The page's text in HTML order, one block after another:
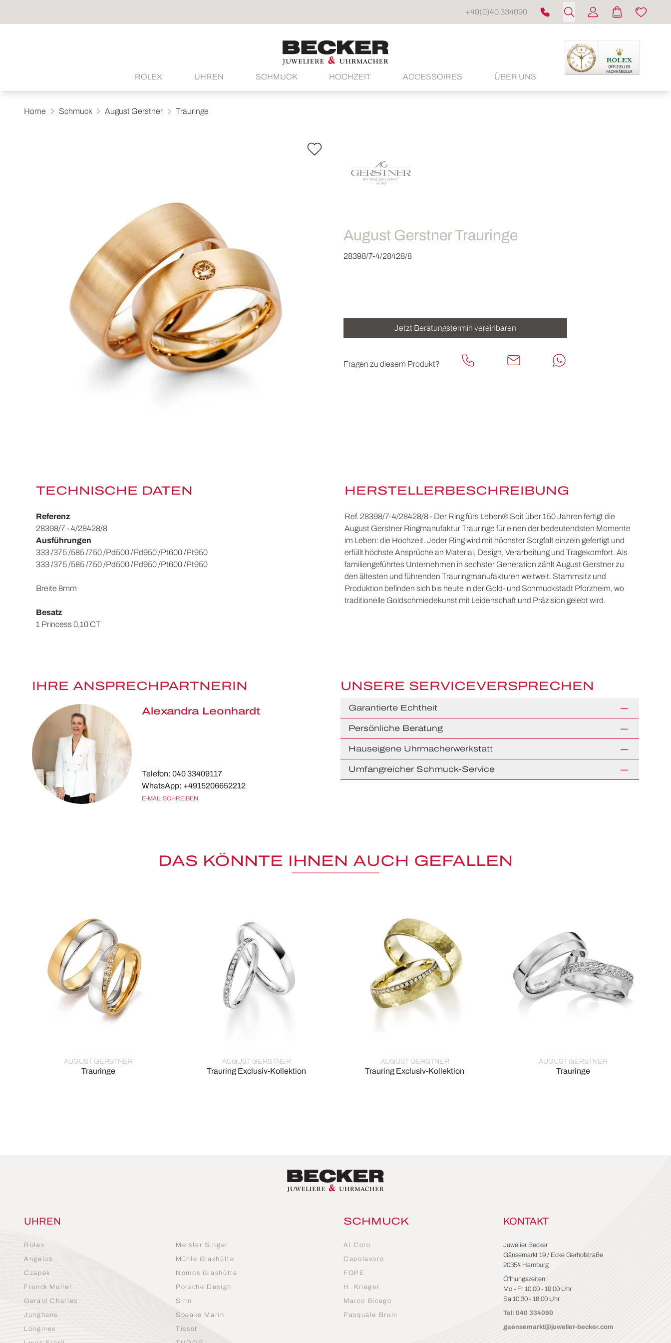
+49(0)40 334090
ROLEX UHREN SCHMUCK HOCHZEIT ACCESSOIRES ÜBER UNS
Home Schmuck August Gerstner Trauringe
August Gerstner Trauringe
28398/7-4/28428/8
Jetzt Beratungstermin vereinbaren
Fragen zu diesem Produkt?
TECHNISCHE DATEN
Referenz
28398/7 - 4/28428/8
Ausführungen
333 /375 /585 /750 /Pd500 /Pd950 /Pt600 /Pt950
333 /375 /585 /750 /Pd500 /Pd950 /Pt600 /Pt950
Breite 8mm
Besatz
1 Princess 0,10 CT
HERSTELLERBESCHREIBUNG
Ref. 28398/7-4/28428/8 - Der Ring fürs Leben® Seit über 150 Jahren fertigt die
August Gerstner Ringmanufaktur Trauringe für einen der bedeutendsten Momente
im Leben: die Hochzeit. Jeder Ring wird mit höchster Sorgfalt einzeln gefertigt und
erfüllt höchste Ansprüche an Material, Design, Verarbeitung und Tragekomfort. Als
familiengeführtes Unternehmen in sechster Generation zählt August Gerstner zu
den ältesten und führenden Trauringmanufakturen weltweit. Stammsitz und
Produktion befinden sich bis heute in der Gold- und Schmuckstadt Pforzheim, wo
traditionelle Goldschmiedekunst mit Leidenschaft und Präzision gelebt wird.
IHRE ANSPRECHPARTNERIN
Alexandra Leonhardt
Telefon: 040 33409117
WhatsApp: +4915206652212
E-MAIL SCHREIBEN
UNSERE SERVICEVERSPRECHEN
Garantierte Echtheit
Persönliche Beratung
Hauseigene Uhrmacherwerkstatt
Umfangreicher Schmuck-Service
DAS KÖNNTE IHNEN AUCH GEFALLEN
AUGUST GERSTNER
Trauringe
AUGUST GERSTNER
Trauring Exclusiv-Kollektion
AUGUST GERSTNER
Trauring Exclusiv-Kollektion
AUGUST GERSTNER
Trauringe
UHREN
Rolex
Angelus
Czapek
Franck Muller
Gerald Charles
Junghans
Longines
Meister Singer
Mühle Glashütte
Nomos Glashütte
Porsche Design
Sinn
Speake Marin
Tissot
SCHMUCK
Al Coro
Capolavoro
FOPE
H. Krieger
Marco Bicego
Pasquale Bruni
KONTAKT
Juwelier Becker
Gänsemarkt 19 / Ecke Gerhofstraße
20354 Hamburg
Öffnungszeiten:
Mo - Fr 10.00 - 19.00 Uhr
Sa 10.30 - 18.00 Uhr
Tel: 040 334090
gaensemarkt@juwelier-becker.com